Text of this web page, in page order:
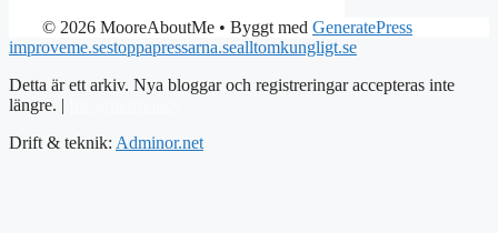
© 2026 MooreAboutMe • Byggt med GeneratePress
improveme.sestoppapressarna.sealltomkungligt.se
Detta är ett arkiv. Nya bloggar och registreringar accepteras inte
längre. |
Drift & teknik: Adminor.net